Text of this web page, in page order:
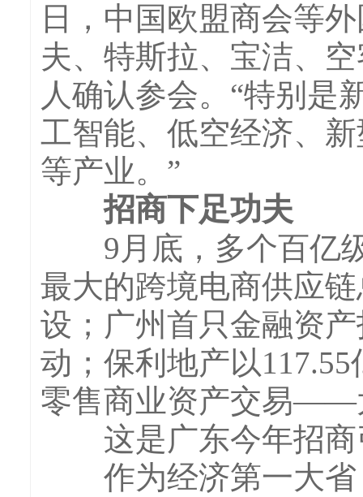
日，中国欧盟商会等
夫、特斯拉、宝洁、
人确认参会。“特别是
工智能、低空经济、
等产业。”
招商下足功夫
9月底，多个百亿级
最大的跨境电商供应
设；广州首只金融资
动；保利地产以
零售商业资产交易——
这是广东今年招商
作为经济第一大省